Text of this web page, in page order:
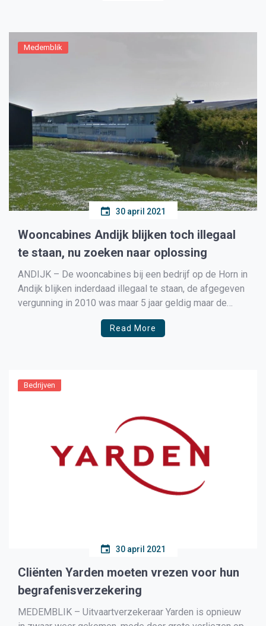
Medemblik
30 april 2021
Wooncabines Andijk blijken toch illegaal
te staan, nu zoeken naar oplossing
ANDIJK – De wooncabines bij een bedrijf op de Horn in
Andijk blijken inderdaad illegaal te staan, de afgegeven
vergunning in 2010 was maar 5 jaar geldig maar de
ondernemer was in de veronderstelling dat de cabines
gewoon legaal op zijn terrein stonden. Samen met de
Read More
Bedrijven
30 april 2021
Cliënten Yarden moeten vrezen voor hun
begrafenisverzekering
MEDEMBLIK – Uitvaartverzekeraar Yarden is opnieuw